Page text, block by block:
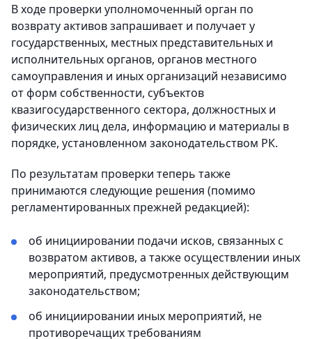
В ходе проверки уполномоченный орган по
возврату активов запрашивает и получает у
государственных, местных представительных и
исполнительных органов, органов местного
самоуправления и иных организаций независимо
от форм собственности, субъектов
квазигосударственного сектора, должностных и
физических лиц дела, информацию и материалы в
порядке, установленном законодательством РК.
По результатам проверки теперь также
принимаются следующие решения (помимо
регламентированных прежней редакцией):
об инициировании подачи исков, связанных с
возвратом активов, а также осуществлении иных
мероприятий, предусмотренных действующим
законодательством;
об инициировании иных мероприятий, не
противоречащих требованиям